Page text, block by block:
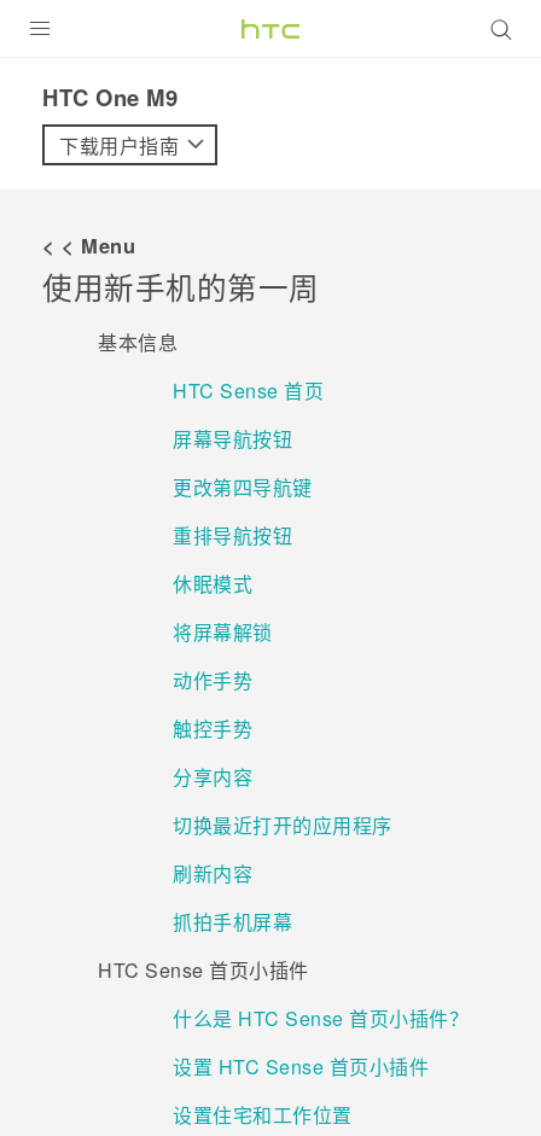
VIVE
支持帮助
在线客服
HTC One M9‎
下载用户指南
< < Menu
使用新手机的第一周
基本信息
HTC Sense 首页
屏幕导航按钮
更改第四导航键
重排导航按钮
休眠模式
将屏幕解锁
动作手势
触控手势
分享内容
切换最近打开的应用程序
刷新内容
抓拍手机屏幕
HTC Sense 首页小插件
什么是 HTC Sense 首页小插件？
设置 HTC Sense 首页小插件
设置住宅和工作位置